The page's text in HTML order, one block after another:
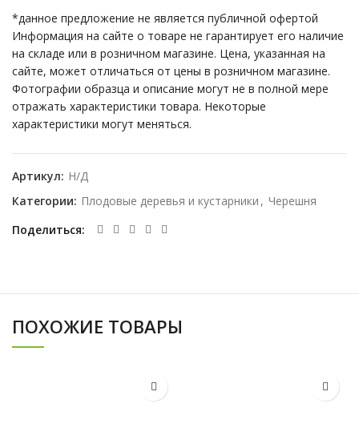
*данное предложение не является публичной офертой
Информация на сайте о товаре не гарантирует его наличие
на складе или в розничном магазине. Цена, указанная на
сайте, может отличаться от цены в розничном магазине.
Фотографии образца и описание могут не в полной мере
отражать характеристики товара. Некоторые
характеристики могут меняться.
Артикул: Н/Д
Категории: Плодовые деревья и кустарники , Черешня
Поделиться
ПОХОЖИЕ ТОВАРЫ